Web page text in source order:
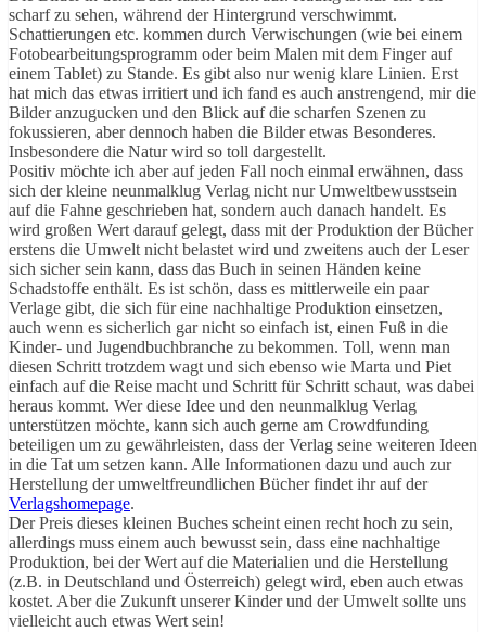
scharf zu sehen, während der Hintergrund verschwimmt.
Schattierungen etc. kommen durch Verwischungen (wie bei einem
Fotobearbeitungsprogramm oder beim Malen mit dem Finger auf
einem Tablet) zu Stande. Es gibt also nur wenig klare Linien. Erst
hat mich das etwas irritiert und ich fand es auch anstrengend, mir die
Bilder anzugucken und den Blick auf die scharfen Szenen zu
fokussieren, aber dennoch haben die Bilder etwas Besonderes.
Insbesondere die Natur wird so toll dargestellt.
Positiv möchte ich aber auf jeden Fall noch einmal erwähnen, dass
sich der kleine neunmalklug Verlag nicht nur Umweltbewusstsein
auf die Fahne geschrieben hat, sondern auch danach handelt. Es
wird großen Wert darauf gelegt, dass mit der Produktion der Bücher
erstens die Umwelt nicht belastet wird und zweitens auch der Leser
sich sicher sein kann, dass das Buch in seinen Händen keine
Schadstoffe enthält. Es ist schön, dass es mittlerweile ein paar
Verlage gibt, die sich für eine nachhaltige Produktion einsetzen,
auch wenn es sicherlich gar nicht so einfach ist, einen Fuß in die
Kinder- und Jugendbuchbranche zu bekommen. Toll, wenn man
diesen Schritt trotzdem wagt und sich ebenso wie Marta und Piet
einfach auf die Reise macht und Schritt für Schritt schaut, was dabei
heraus kommt. Wer diese Idee und den neunmalklug Verlag
unterstützen möchte, kann sich auch gerne am Crowdfunding
beteiligen um zu gewährleisten, dass der Verlag seine weiteren Ideen
in die Tat um setzen kann. Alle Informationen dazu und auch zur
Herstellung der umweltfreundlichen Bücher findet ihr auf der
Verlagshomepage.
Der Preis dieses kleinen Buches scheint einen recht hoch zu sein,
allerdings muss einem auch bewusst sein, dass eine nachhaltige
Produktion, bei der Wert auf die Materialien und die Herstellung
(z.B. in Deutschland und Österreich) gelegt wird, eben auch etwas
kostet. Aber die Zukunft unserer Kinder und der Umwelt sollte uns
vielleicht auch etwas Wert sein!